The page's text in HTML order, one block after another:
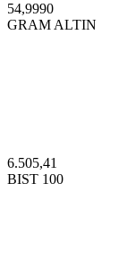
54,9990
GRAM ALTIN
6.505,41
BIST 100